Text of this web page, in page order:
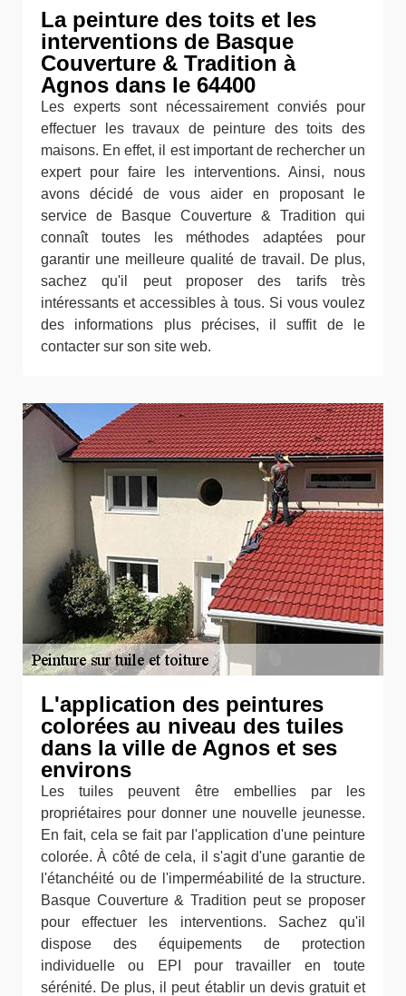
La peinture des toits et les
interventions de Basque
Couverture & Tradition à
Agnos dans le 64400
Les experts sont nécessairement conviés pour
effectuer les travaux de peinture des toits des
maisons. En effet, il est important de rechercher un
expert pour faire les interventions. Ainsi, nous
avons décidé de vous aider en proposant le
service de Basque Couverture & Tradition qui
connaît toutes les méthodes adaptées pour
garantir une meilleure qualité de travail. De plus,
sachez qu'il peut proposer des tarifs très
intéressants et accessibles à tous. Si vous voulez
des informations plus précises, il suffit de le
contacter sur son site web.
L'application des peintures
colorées au niveau des tuiles
dans la ville de Agnos et ses
environs
Les tuiles peuvent être embellies par les
propriétaires pour donner une nouvelle jeunesse.
En fait, cela se fait par l'application d'une peinture
colorée. À côté de cela, il s'agit d'une garantie de
l'étanchéité ou de l'imperméabilité de la structure.
Basque Couverture & Tradition peut se proposer
pour effectuer les interventions. Sachez qu'il
dispose des équipements de protection
individuelle ou EPI pour travailler en toute
sérénité. De plus, il peut établir un devis gratuit et